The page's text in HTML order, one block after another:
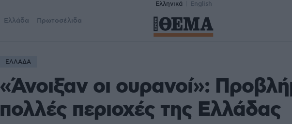
Ελληνικά English
Ελλάδα Πρωτοσέλιδα
ΕΛΛΑΔΑ
«Άνοιξαν οι ουρανοί»:
πολλές περιοχές της Ελλάδας